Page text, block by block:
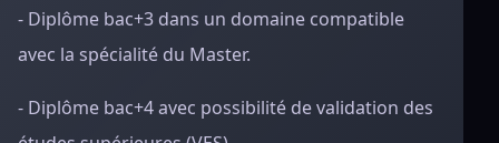
- Diplôme bac+3 dans un domaine compatible
avec la spécialité du Master.
- Diplôme bac+4 avec possibilité de validation des